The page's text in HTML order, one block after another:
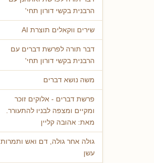
הרבנית בקשי דורון תחי'
שירים ווקאלים תוצרת AI
דבר תורה לפרשת דברים עם
הרבנית בקשי דורון תחי'
משה נושא דברים
פרשת דברים - אלוקים זוכר
ומקיים ומצפה לבניו להתעורר.
מאת: אהובה קליין
גולה אחר גולה, דם ואש ותמרות
עשן